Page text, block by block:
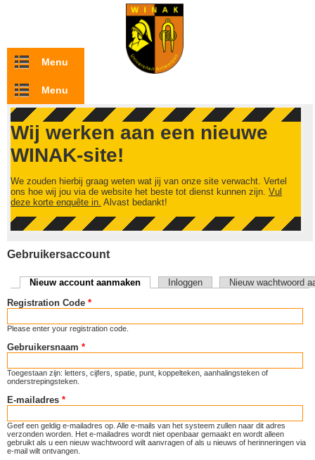
Overslaan en naar de inhoud gaan
Menu
Menu
Wij werken aan een nieuwe
WINAK-site!
We zouden hierbij graag weten wat jij van onze site verwacht. Vertel
ons hoe wij jou via de website het beste tot dienst kunnen zijn. Vul
deze korte enquête in. Alvast bedankt!
Gebruikersaccount
Primaire tabs
Nieuw account aanmaken (actieve tabblad)
Inloggen
Nieuw wachtwoord
Registration Code *
Please enter your registration code.
Gebruikersnaam *
Toegestaan zijn: letters, cijfers, spatie, punt, koppelteken, aanhalingsteken of
onderstrepingsteken.
E-mailadres *
Geef een geldig e-mailadres op. Alle e-mails van het systeem zullen naar dit adres
verzonden worden. Het e-mailadres wordt niet openbaar gemaakt en wordt alleen
gebruikt als u een nieuw wachtwoord wilt aanvragen of als u nieuws of herinneringen via
e-mail wilt ontvangen.